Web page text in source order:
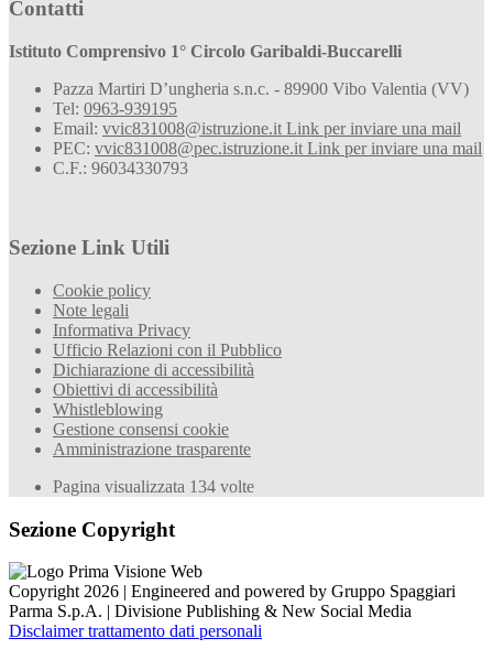
Contatti
Istituto Comprensivo 1° Circolo Garibaldi-Buccarelli
Pazza Martiri D’ungheria s.n.c. - 89900 Vibo Valentia (VV)
Tel: 0963-939195
Email: vvic831008@istruzione.it Link per inviare una mail
PEC: vvic831008@pec.istruzione.it Link per inviare una mail
C.F.: 96034330793
Sezione Link Utili
Cookie policy
Note legali
Informativa Privacy
Ufficio Relazioni con il Pubblico
Dichiarazione di accessibilità
Obiettivi di accessibilità
Whistleblowing
Gestione consensi cookie
Amministrazione trasparente
Pagina visualizzata 134 volte
Sezione Copyright
Copyright 2026 | Engineered and powered by Gruppo Spaggiari
Parma S.p.A. | Divisione Publishing & New Social Media
Disclaimer trattamento dati personali